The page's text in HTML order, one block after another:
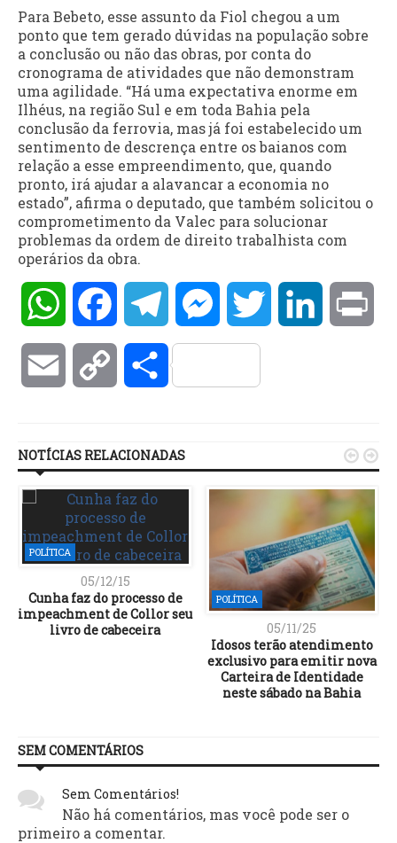
Para Bebeto, esse assunto da Fiol chegou a um
ponto que tem gerado dúvidas na população sobre
a conclusão ou não das obras, por conta do
cronograma de atividades que não demonstram
uma agilidade. “Há uma expectativa enorme em
Ilhéus, na região Sul e em toda Bahia pela
conclusão da ferrovia, mas já foi estabelecido um
sentimento de descrença entre os baianos com
relação a esse empreendimento, que, quando
pronto, irá ajudar a alavancar a economia no
estado”, afirma o deputado, que também solicitou o
comprometimento da Valec para solucionar
problemas da ordem de direito trabalhista com
operários da obra.
WhatsAppFacebookTelegramMessengerTwitter LinkedIn
Email Copy Compartilhar
NOTÍCIAS RELACIONADAS
POLÍTICA
05/12/15
Cunha faz do processo de
impeachment de Collor seu
livro de cabeceira
POLÍTICA
05/11/25
Idosos terão atendimento
exclusivo para emitir nova
Carteira de Identidade
neste sábado na Bahia
 
SEM COMENTÁRIOS
Sem Comentários!
Não há comentários, mas você pode ser o
primeiro a comentar.